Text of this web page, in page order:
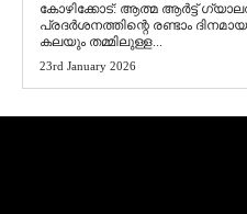
​കോഴിക്കോട്: ആത്മ ആർട്ട്
പ്രദർശനത്തിന്റെ രണ്ടാം
കലയും തമ്മിലുള്ള...
23rd January 2026